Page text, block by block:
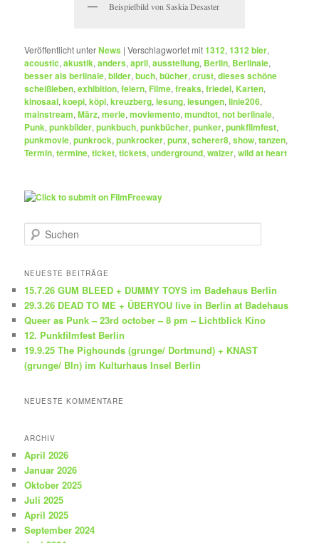
Beispielbild von Saskia Desaster
Veröffentlicht unterNews |Verschlagwortet mit1312,1312 bier,
acoustic,akustik,anders,april,ausstellung, Berlin, Berlinale,
besser als berlinale,bilder,buch,bücher,crust,dieses schöne
scheißleben,exhibition,feiern, Filme,freaks,friedel, Karten,
kinosaal,koepi,köpi,kreuzberg,lesung,lesungen,linie206,
mainstream,März,merle,moviemento,mundtot,not berlinale,
Punk,punkbilder,punkbuch,punkbücher,punker,punkfilmfest,
punkmovie,punkrock,punkrocker,punx,scherer8,show,tanzen,
Termin,termine,ticket,tickets,underground,walzer,wild at heart
u
h
n
NEUESTE BEITRÄGE
15.7.26 GUM BLEED + DUMMY TOYS im Badehaus Berlin
29.3.26 DEAD TO ME + ÜBERYOU live in Berlin at Badehaus
Queer as Punk – 23rd october – 8 pm – Lichtblick Kino
12. Punkfilmfest Berlin
19.9.25 The Pighounds (grunge/ Dortmund) + KNAST
(grunge/ Bln) im Kulturhaus Insel Berlin
NEUESTE KOMMENTARE
ARCHIV
April 2026
Januar 2026
Oktober 2025
Juli 2025
April 2025
September 2024